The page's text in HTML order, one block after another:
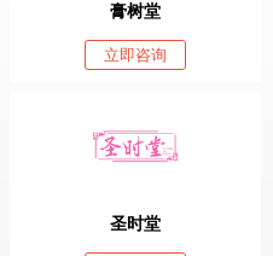
膏树堂
立即咨询
圣时堂